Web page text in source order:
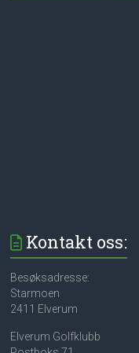
Kontakt oss:
Besøksadresse:
Starmoen
2411 Elverum
Elverum Golfklubb